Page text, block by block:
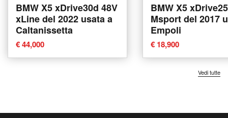
BMW X5 xDrive30d 48V
xLine del 2022 usata a
Caltanissetta
€ 44,000
BMW X5
Msport del 2017
Empoli
€ 18,900
Vedi tutte